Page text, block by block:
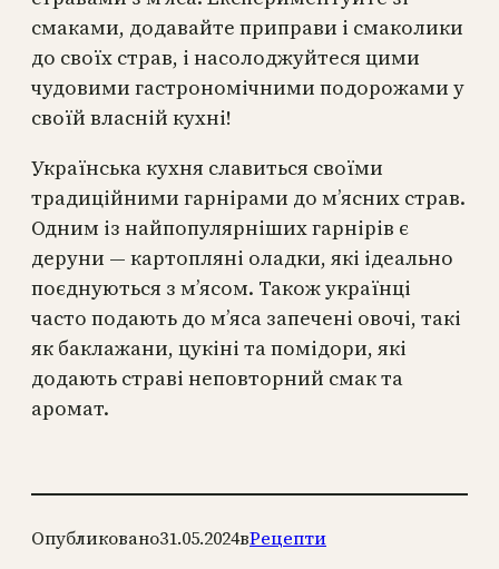
смаками, додавайте приправи і смаколики
до своїх страв, і насолоджуйтеся цими
чудовими гастрономічними подорожами у
своїй власній кухні!
Українська кухня славиться своїми
традиційними гарнірами до м’ясних страв.
Одним із найпопулярніших гарнірів є
деруни — картопляні оладки, які ідеально
поєднуються з м’ясом. Також українці
часто подають до м’яса запечені овочі, такі
як баклажани, цукіні та помідори, які
додають страві неповторний смак та
аромат.
Опубликовано31.05.2024вРецепти